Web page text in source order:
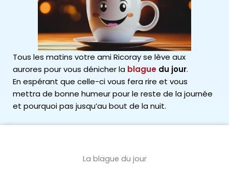
Tous les matins votre ami Ricoray se lève aux
aurores pour vous dénicher la blague du jour.
En espérant que celle-ci vous fera rire et vous
mettra de bonne humeur pour le reste de la journée
et pourquoi pas jusqu’au bout de la nuit.
La blague du jour